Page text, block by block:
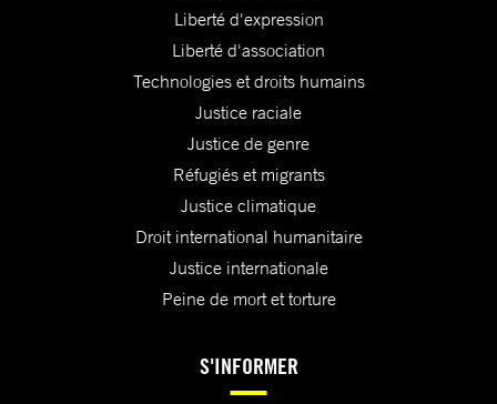
Liberté d'expression
Liberté d'association
Technologies et droits humains
Justice raciale
Justice de genre
Réfugiés et migrants
Justice climatique
Droit international humanitaire
Justice internationale
Peine de mort et torture
S'INFORMER